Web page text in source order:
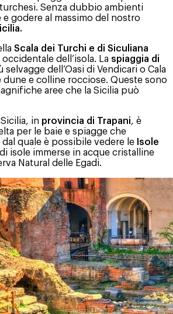
Senza dubbio ambienti
godere al massimo del nostro
Scala dei Turchi e di Siculiana
dell’isola. La spiaggia di
selvagge dell’Oasi di Vendicari o Cala
dune e colline rocciose. Queste sono
aree che la Sicilia può
in provincia di Trapani, è
per le baie e spiagge che
quale è possibile vedere le Isole
isole immerse in acque cristalline
Natural delle Egadi.